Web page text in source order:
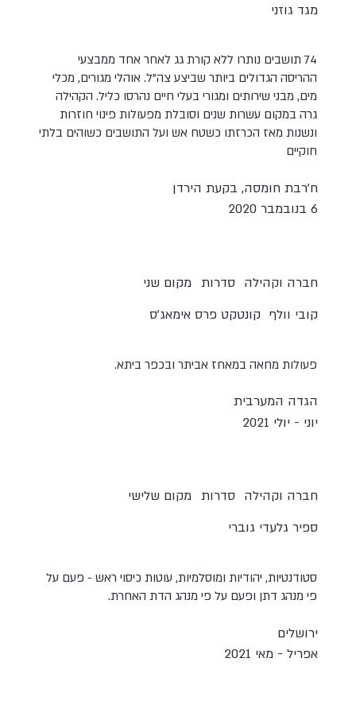
מגד גוזני
74 תושבים נותרו ללא קורת גג לאחר אחד ממבצעי
ההריסה הגדולים ביותר שביצע צה"ל. אוהלי מגורים, מכלי
מים, מבני שירותים ומגורי בעלי חיים נהרסו כליל. הקהילה
גרה במקום עשרות שנים וסובלת מפעולות פינוי חוזרות
ונשנות מאז הכרזתו כשטח אש ועל התושבים כשוהים בלתי
חוקיים
ח'רבת חומסה, בקעת הירדן
6 בנובמבר 2020
מקום שני סדרות חברה וקהילה
קונטקט פרס אימאג'ס קובי וולף
פעולות מחאה במאחז אביתר ובכפר ביתא.
הגדה המערבית
יוני - יולי 2021
מקום שלישי סדרות חברה וקהילה
ספיר גלעדי גוברי
סטודנטיות, יהודיות ומוסלמיות, עוטות כיסוי ראש - פעם על
פי מנהג דתן ופעם על פי מנהג הדת האחרת.
ירושלים
אפריל - מאי 2021